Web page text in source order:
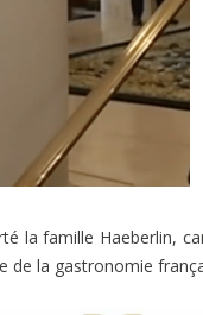
la famille
de la gastronomie